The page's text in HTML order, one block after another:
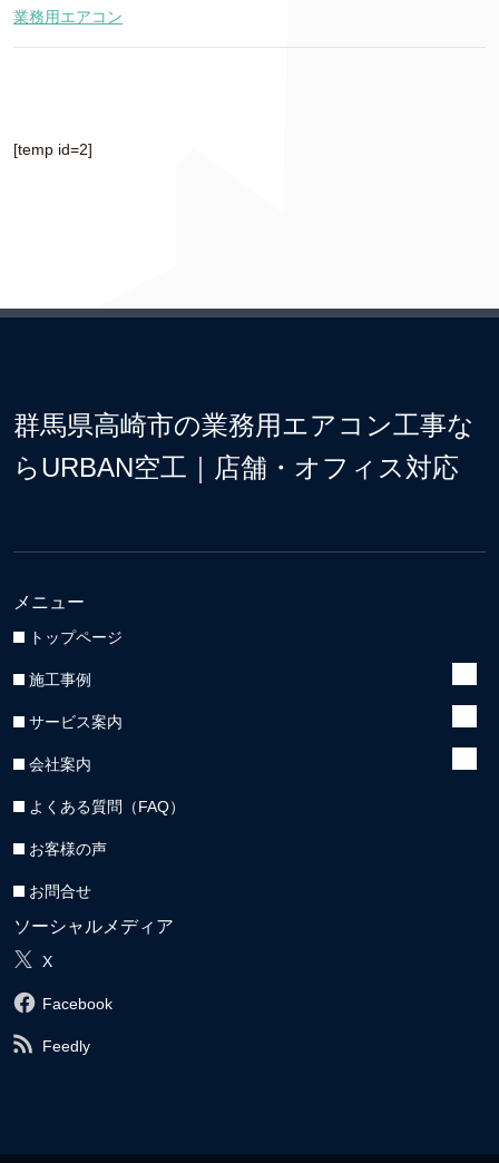
業務用エアコン
[temp id=2]
群馬県高崎市の業務用エアコン工事な
らURBAN空工｜店舗・オフィス対応
メニュー
トップページ
施工事例
サービス案内
会社案内
よくある質問（FAQ）
お客様の声
お問合せ
ソーシャルメディア
X
Facebook
Feedly